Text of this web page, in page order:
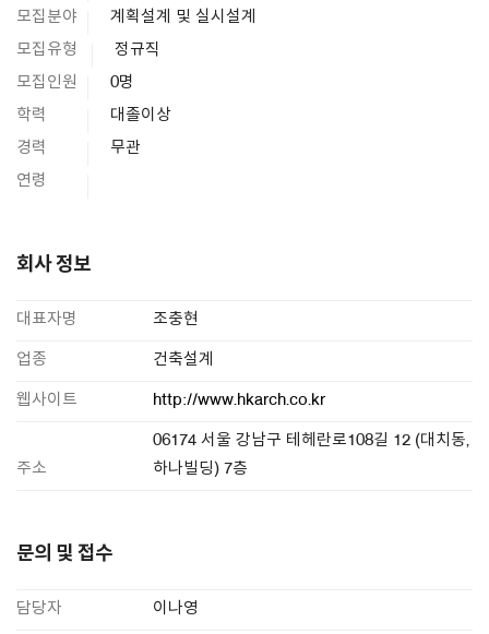
모집분야 계획설계 및 실시설계
모집유형 정규직
모집인원 0명
학력 대졸이상
경력 무관
연령
회사 정보
대표자명 조충현
업종 건축설계
웹사이트 http://www.hkarch.co.kr
주소
06174 서울 강남구 테헤란로108길 12 (대치동,
하나빌딩) 7층
문의 및 접수
담당자 이나영